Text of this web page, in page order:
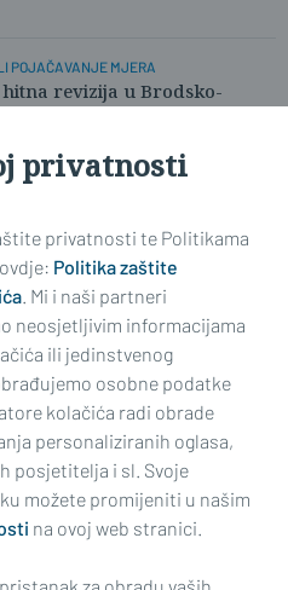
POJAČAVANJE MJERA
hitna revizija u Brodsko-
Politika privatnosti
Pritužbe Suradnici
privatnosti
privatnosti te Politikama
Politika zaštite
. Mi i naši partneri
neosjetljivim informacijama
ili jedinstvenog
osobne podatke
kolačića radi obrade
personaliziranih oglasa,
posjetitelja i sl. Svoje
možete promijeniti u našim
na ovoj web stranici.